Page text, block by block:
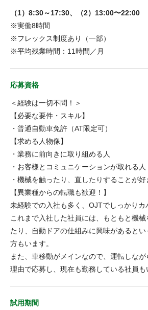
（1）8:30～17:30、（2）13:00〜22:00
※実働8時間
※フレックス制度あり（一部）
※平均残業時間：11時間／月
応募資格
＜経験は一切不問！＞
【必要な要件・スキル】
・普通自動車免許（AT限定可）
【求める人物像】
・業務に前向きに取り組める人
・お客様とコミュニケーションが取れる人
・機械を触ったり、直したりすることが好
【異業種からの転職も歓迎！】
未経験での入社も多く、OJTでしっかりカ
これまで入社した社員には、もともと機
たり、自動ドアの仕組みに興味があると
方もいます。
また、車移動がメインなので、運転しな
理由で応募し、現在も勤務している社員も
試用期間